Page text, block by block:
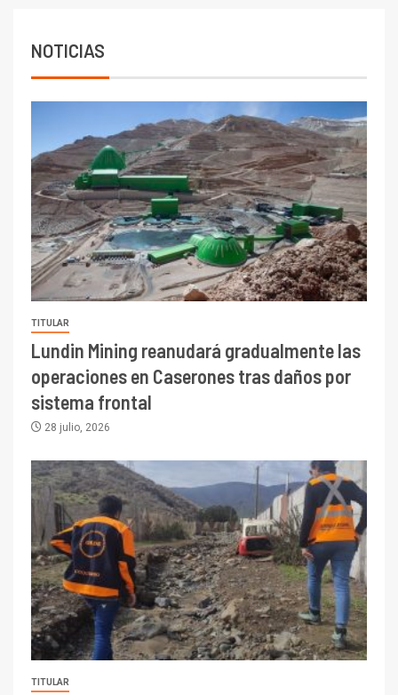
NOTICIAS
TITULAR
Lundin Mining reanudará gradualmente las
operaciones en Caserones tras daños por
sistema frontal
28 julio, 2026
TITULAR